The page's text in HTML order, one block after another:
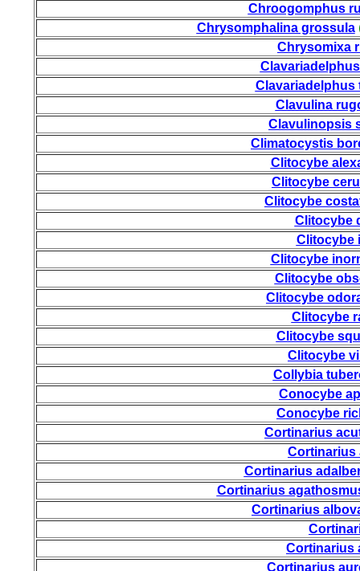
Chroogomphus
Chrysomphalina grossula
Chrysomixa
Clavariadelphus
Clavulina
Clavulinopsis
Climatocystis
Clitocybe
Clitocybe
Clitocybe
Clitocybe
Clitocybe
Clitocybe
Clitocybe
Clitocybe
Clitocybe
Clitocybe
Clitocybe
Collybia
Conocybe
Conocybe
Cortinarius
Cortinarius
Cortinarius
Cortinarius
Cortinarius
Cortinarius
Cortinarius